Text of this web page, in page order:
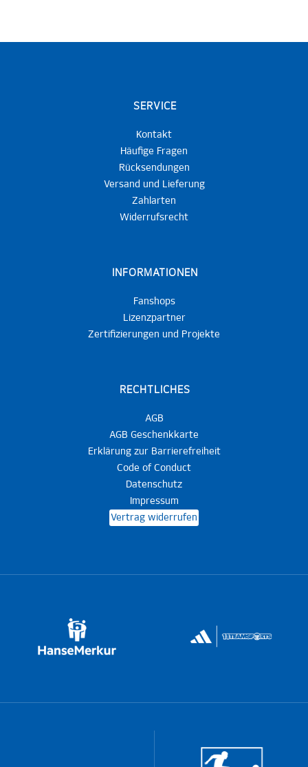
SERVICE
Kontakt
Häufige Fragen
Rücksendungen
Versand und Lieferung
Zahlarten
Widerrufsrecht
INFORMATIONEN
Fanshops
Lizenzpartner
Zertifizierungen und Projekte
RECHTLICHES
AGB
AGB Geschenkkarte
Erklärung zur Barrierefreiheit
Code of Conduct
Datenschutz
Impressum
Vertrag widerrufen